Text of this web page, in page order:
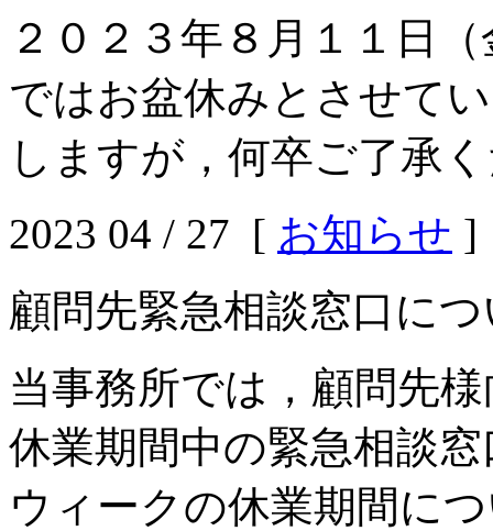
２０２３年８月１１日
ではお盆休みとさせて
しますが，何卒ご了承
2023 04 / 27 [ お知らせ ]
顧問先緊急相談窓口に
当事務所では，顧問先
休業期間中の緊急相談
ウィークの休業期間に